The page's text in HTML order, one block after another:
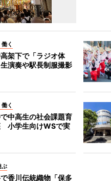
く
架下で「ラジオ体
演奏や駅長制服撮影
く
中高生の社会課題育
小学生向けWSで実
ぶ
香川伝統織物「保多